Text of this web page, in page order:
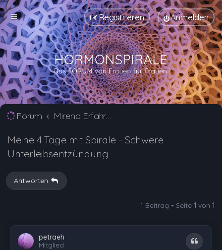
Anmelden
Registrieren
Forum Mirena Erfahrungsberichte und Nebenwirkungen
Meine 4 Tage mit Spirale - Schwere
Unterleibsentzündung
Antworten
1 Beitrag • Seite 1 von 1
petraeh
Mitglied
Zitat